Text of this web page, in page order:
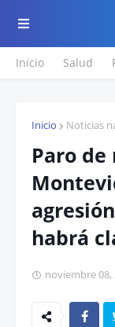
Inicio Salud
Inicio Noticias
Paro de
habrá
noviembre 08,